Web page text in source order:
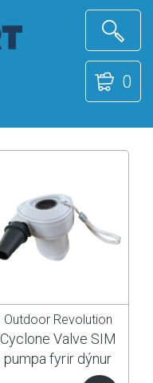
0
Outdoor Revolution
Cyclone Valve SIM
pumpa fyrir dýnur